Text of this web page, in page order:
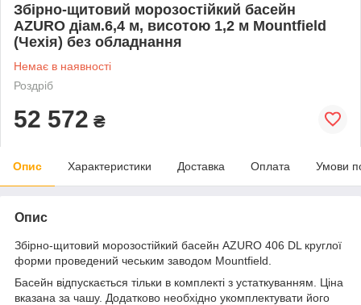
Збірно-щитовий морозостійкий басейн
AZURO діам.6,4 м, висотою 1,2 м Mountfield
(Чехія) без обладнання
Немає в наявності
Роздріб
52 572 ₴
Опис Характеристики Доставка Оплата Умови
Опис
Збірно-щитовий морозостійкий басейн AZURO 406 DL круглої
форми проведений чеським заводом Mountfield.
Басейн відпускається тільки в комплекті з устаткуванням. Ціна
вказана за чашу. Додатково необхідно укомплектувати його